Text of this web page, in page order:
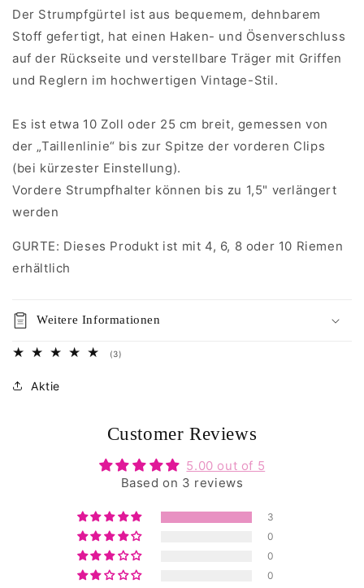
Der Strumpfgürtel ist aus bequemem, dehnbarem
Stoff gefertigt, hat einen Haken- und Ösenverschluss
auf der Rückseite und verstellbare Träger mit Griffen
und Reglern im hochwertigen Vintage-Stil.
Es ist etwa 10 Zoll oder 25 cm breit, gemessen von
der „Taillenlinie“ bis zur Spitze der vorderen Clips
(bei kürzester Einstellung).
Vordere Strumpfhalter können bis zu 1,5" verlängert
werden
GURTE: Dieses Produkt ist mit 4, 6, 8 oder 10 Riemen
erhältlich
Weitere Informationen
(3)
Aktie
Customer Reviews
5.00 out of 5
Based on 3 reviews
3
0
0
0